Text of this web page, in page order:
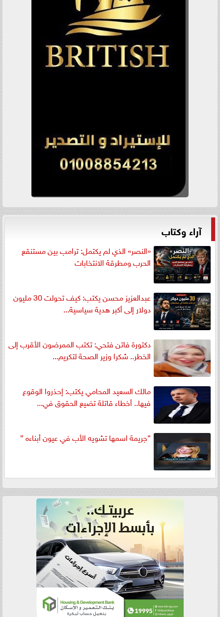
آراء وكتاب
«النصر» الذي لم يكتمل: ترامب بين مستنقع
الحرب ومطرقة الانتخابات
عبدالعزيز محسن يكتب: كيف تحولت 30 مليون
دولار إلى أكبر هدية سياسية...
دكتورة فاتن فتحي: تكتب الممرضون الأقرب إلى
الخطر.. شكرا وزير الصحة لتكريم...
مالك السعيد المحامي يكتب: إحذروا الوقوع
فيها.. أخطاء قاتلة تضيع الحقوق في...
”جريمة اسمها تشويه الأب في عيون أبناءه ”